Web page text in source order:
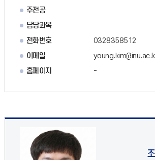
주전공
담당과목
전화번호
0328358512
이메일
홈페이지
-